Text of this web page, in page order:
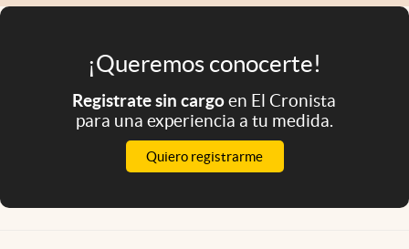
¡Queremos conocerte!
Registrate sin cargoen El Cronista
para una experiencia a tu medida.
Quiero registrarme